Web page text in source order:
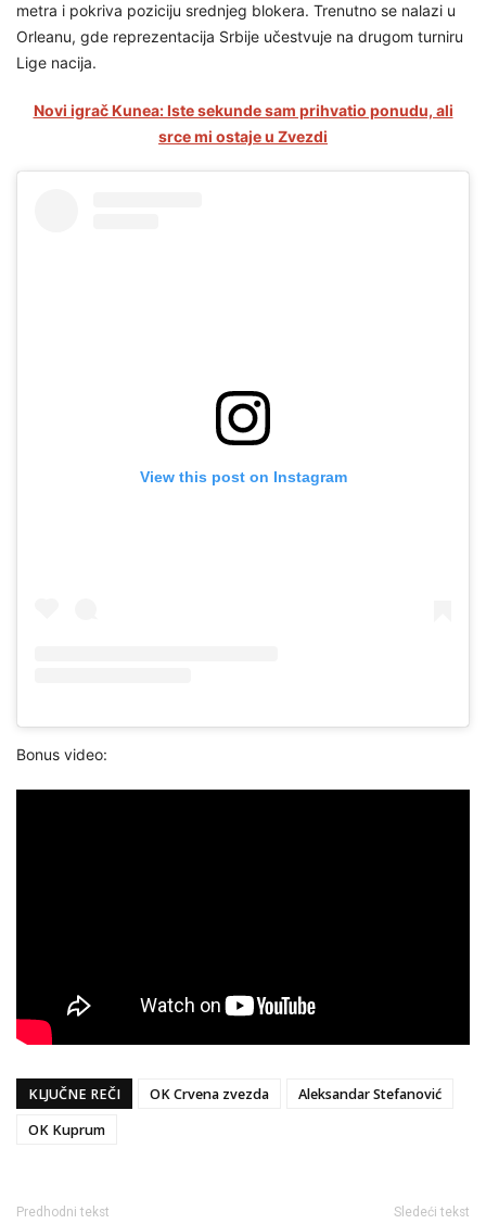
metra i pokriva poziciju srednjeg blokera. Trenutno se nalazi u
Orleanu, gde reprezentacija Srbije učestvuje na drugom turniru
Lige nacija.
Novi igrač Kunea: Iste sekunde sam prihvatio ponudu, ali
srce mi ostaje u Zvezdi
View this post on Instagram
Bonus video:
KLJUČNE REČI OK Crvena zvezda
Aleksandar Stefanović
OK Kuprum
Predhodni tekst Sledeći tekst